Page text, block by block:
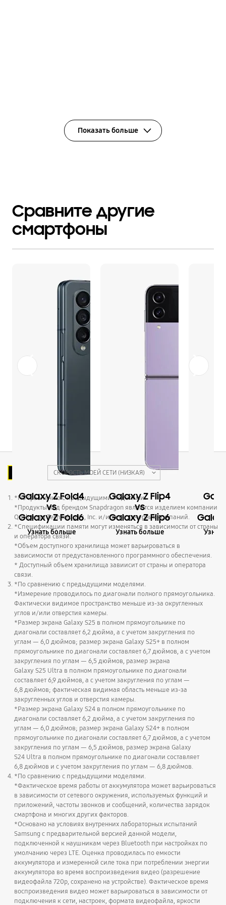
Показать больше
Сравните другие
смартфоны
Galaxy Z Fold4
vs
Galaxy Z Fold6
Узнать больше
Galaxy Z Flip4
vs
Galaxy Z Flip6
Узнать больше
СКОРОСТЬ МОЕЙ СЕТИ (НИЗКАЯ)
*По сравнению с предыдущими моделями.
*Продукты под брендом Snapdragon являются изделием компании
Qualcomm Technologies, Inc. и/или ее дочерних компаний.
*Спецификации памяти могут изменяться в зависимости от страны
и оператора связи.
*Объем доступного хранилища может варьироваться в
зависимости от предустановленного программного обеспечения.
* Доступный объем хранилища завиисит от страны и оператора
связи.
*По сравнению с предыдущими моделями.
*Измерение проводилось по диагонали полного прямоугольника.
Фактически видимое пространство меньше из-за округленных
углов и/или отверстия камеры.
*Размер экрана Galaxy S25 в полном прямоугольнике по
диагонали составляет 6,2 дюйма, а с учетом закругления по
углам — 6,0 дюймов; размер экрана Galaxy S25+ в полном
прямоугольнике по диагонали составляет 6,7 дюймов, а с учетом
закругления по углам — 6,5 дюймов, размер экрана
Galaxy S25 Ultra в полном прямоугольнике по диагонали
составляет 6,9 дюймов, а с учетом закругления по углам —
6,8 дюймов; фактическая видимая область меньше из-за
закругленных углов и отверстия камеры.
*Размер экрана Galaxy S24 в полном прямоугольнике по
диагонали составляет 6,2 дюйма, а с учетом закругления по
углам — 6,0 дюймов; размер экрана Galaxy S24+ в полном
прямоугольнике по диагонали составляет 6,7 дюймов, а с учетом
закругления по углам — 6,5 дюймов, размер экрана Galaxy
S24 Ultra в полном прямоугольнике по диагонали составляет
6,8 дюймов и с учетом закругления по углам — 6,8 дюймов.
*По сравнению с предыдущими моделями.
*Фактическое время работы от аккумулятора может варьироваться
в зависимости от сетевого окружения, используемых функций и
приложений, частоты звонков и сообщений, количества зарядок
смартфона и многих других факторов.
*Основано на условиях внутренних лабораторных испытаний
Samsung с предварительной версией данной модели,
подключенной к наушникам через Bluetooth при настройках по
умолчанию через LTE. Оценка проводилась по емкости
аккумулятора и измеренной силе тока при потреблении энергии
аккумулятора во время воспроизведения видео (разрешение
видеофайла 720p, сохранено на устройстве). Фактическое время
воспроизведения видео может варьироваться в зависимости от
подключения к сети, настроек, формата видеофайла, яркости
Home
Выбор смартфона
Сравнить Galaxy S20 и Galaxy S20+